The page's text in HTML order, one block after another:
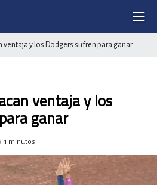
ventaja y los Dodgers sufren para ganar
ventaja y los
ganar
1 minutos